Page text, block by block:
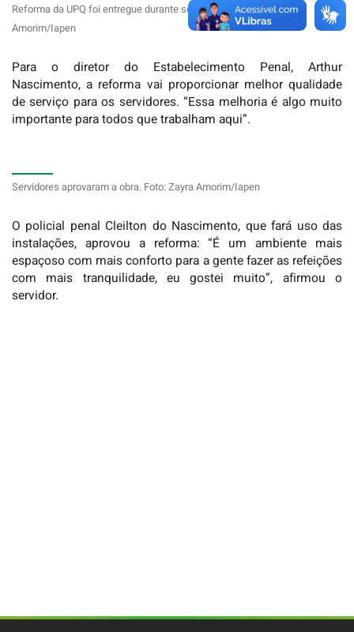
Reforma da UPQ foi entregue durante solenidade. Foto: Zayra
Amorim/Iapen
Para o diretor do Estabelecimento Penal, Arthur
Nascimento, a reforma vai proporcionar melhor qualidade
de serviço para os servidores. “Essa melhoria é algo muito
importante para todos que trabalham aqui”.
Servidores aprovaram a obra. Foto: Zayra Amorim/Iapen
O policial penal Cleilton do Nascimento, que fará uso das
instalações, aprovou a reforma: “É um ambiente mais
espaçoso com mais conforto para a gente fazer as refeições
com mais tranquilidade, eu gostei muito”, afirmou o
servidor.